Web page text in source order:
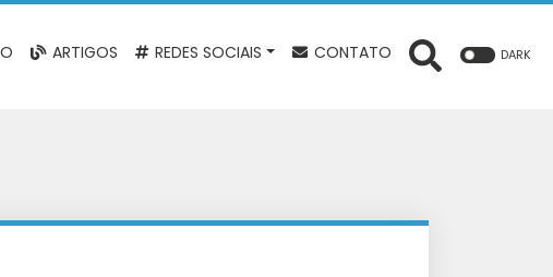
ARTIGOS REDES SOCIAIS CONTATO DARK